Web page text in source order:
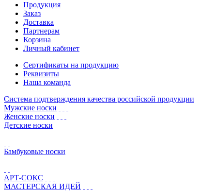
Продукция
Заказ
Доставка
Партнерам
Корзина
Личный кабинет
Сертификаты на продукцию
Реквизиты
Наша команда
Система подтверждения качества российской продукции
Мужские носки
Женские носки
Детские носки
Бамбуковые носки
АРТ-СОКС
МАСТЕРСКАЯ ИДЕЙ